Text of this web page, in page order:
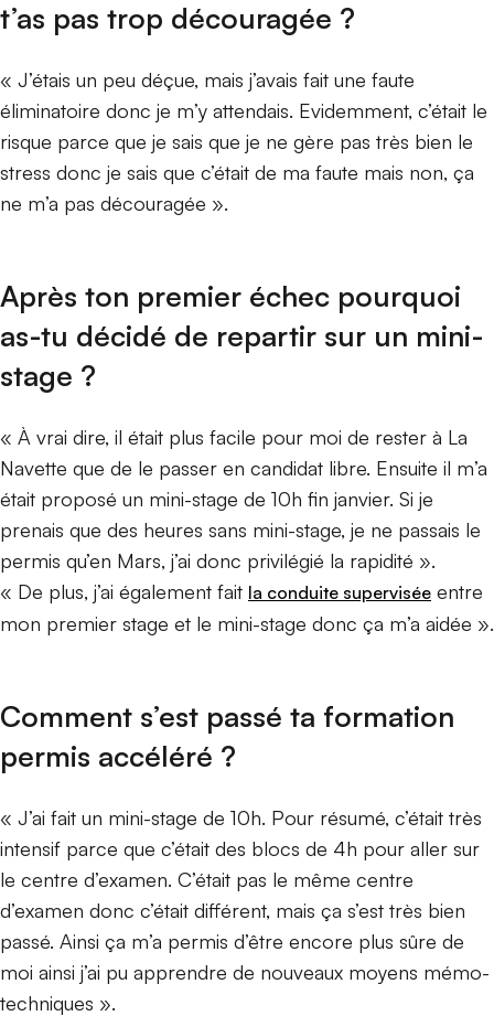
t’as pas trop découragée ?
« J’étais un peu déçue, mais j’avais fait une faute
éliminatoire donc je m’y attendais. Evidemment, c’était le
risque parce que je sais que je ne gère pas très bien le
stress donc je sais que c’était de ma faute mais non, ça
ne m’a pas découragée ».
Après ton premier échec pourquoi
as-tu décidé de repartir sur un mini-
stage ?
« À vrai dire, il était plus facile pour moi de rester à La
Navette que de le passer en candidat libre. Ensuite il m’a
était proposé un mini-stage de 10h fin janvier. Si je
prenais que des heures sans mini-stage, je ne passais le
permis qu’en Mars, j’ai donc privilégié la rapidité ».
« De plus, j’ai également fait la conduite supervisée entre
mon premier stage et le mini-stage donc ça m’a aidée ».
Comment s’est passé ta formation
permis accéléré ?
« J’ai fait un mini-stage de 10h. Pour résumé, c’était très
intensif parce que c’était des blocs de 4h pour aller sur
le centre d’examen. C’était pas le même centre
d’examen donc c’était différent, mais ça s’est très bien
passé. Ainsi ça m’a permis d’être encore plus sûre de
moi ainsi j’ai pu apprendre de nouveaux moyens mémo-
techniques ».